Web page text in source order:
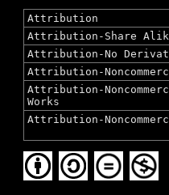
Attribution
Attribution-Share
Attribution-No
Attribution-
Attribution-
Works
Attribution-